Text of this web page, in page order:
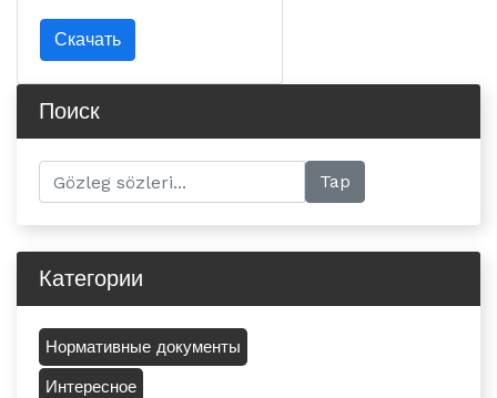
Скачать
Поиск
Категории
Нормативные документы
Интересное